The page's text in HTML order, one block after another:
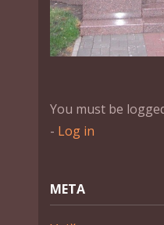
You must be
- Log in
МЕТА